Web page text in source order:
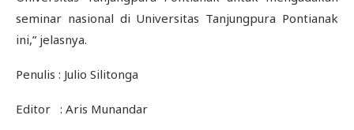
seminar nasional di Universitas Tanjungpura Pontianak
ini,” jelasnya.
Penulis : Julio Silitonga
Editor : Aris Munandar